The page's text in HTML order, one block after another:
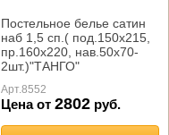
Постельное белье сатин
наб 1,5 сп.( под.150х215,
пр.160х220, нав.50х70-
2шт.)"ТАНГО"
Арт.8552
Цена от 2802руб.